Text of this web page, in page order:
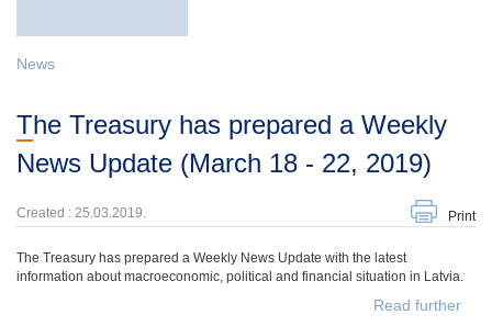
News
The Treasury has prepared a Weekly
News Update (March 18 - 22, 2019)
Created : 25.03.2019. Print
The Treasury has prepared a Weekly News Update with the latest
information about macroeconomic, political and financial situation in Latvia.
Read further